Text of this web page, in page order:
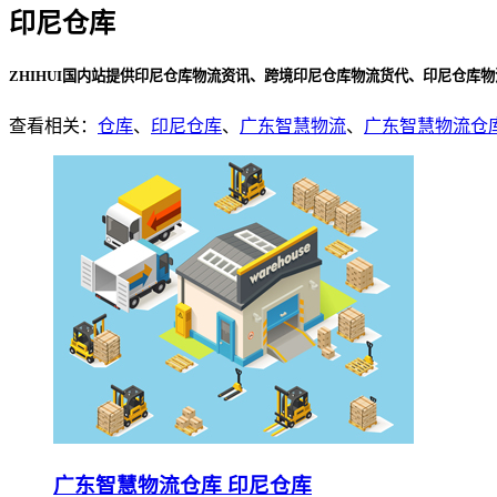
印尼仓库
ZHIHUI国内站提供印尼仓库物流资讯、跨境印尼仓库物流货代、印尼仓库物
查看相关： 仓库、 印尼仓库、 广东智慧物流、 广东智慧物流仓
广东智慧物流仓库 印尼仓库